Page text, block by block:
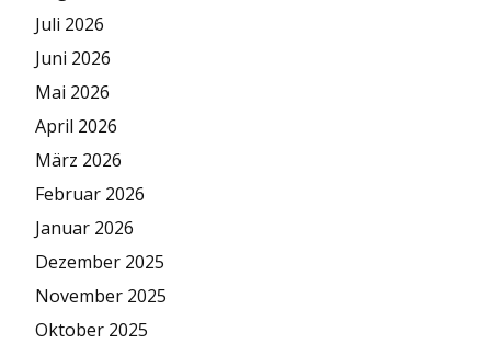
Juli 2026
Juni 2026
Mai 2026
April 2026
März 2026
Februar 2026
Januar 2026
Dezember 2025
November 2025
Oktober 2025